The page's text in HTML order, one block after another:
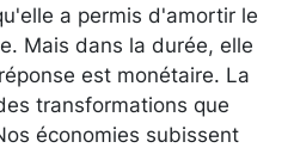
a permis d'amortir le
Mais dans la durée, elle
est monétaire. La
transformations que
économies subissent